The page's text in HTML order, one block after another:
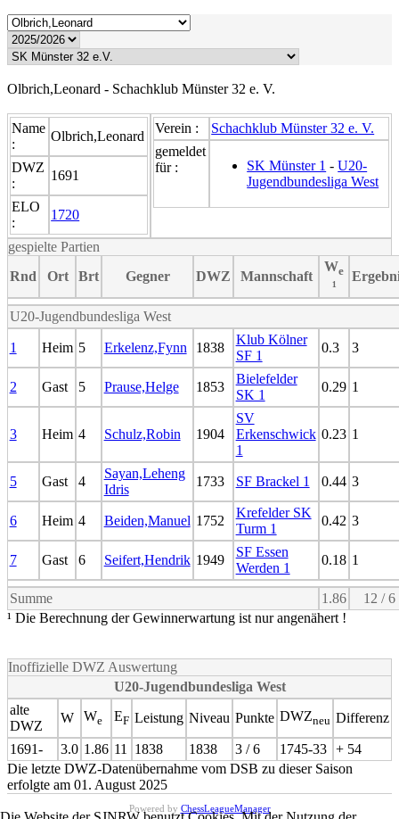
Olbrich,Leonard - Schachklub Münster 32 e. V.
Name
:
Olbrich,Leonard
DWZ
:
1691
ELO
:
1720
Verein :
Schachklub Münster 32 e. V.
gemeldet
für :
SK Münster 1 -U20-
Jugendbundesliga West
gespielte Partien
Rnd
Ort Brt Gegner DWZ Mannschaft
We
¹
U20-Jugendbundesliga West
1 Heim 5 Erkelenz,Fynn 1838
Klub Kölner
SF 1
0.3 3
2 Gast 5 Prause,Helge 1853
Bielefelder
SK 1
0.29 1
3 Heim 4 Schulz,Robin 1904
SV
Erkenschwick
1
0.23 1
5 Gast 4
Sayan,Leheng
Idris
1733 SF Brackel 1 0.44 3
6 Heim 4 Beiden,Manuel 1752
Krefelder SK
Turm 1
0.42 3
7 Gast 6 Seifert,Hendrik 1949
SF Essen
Werden 1
0.18 1
Summe 1.86
12 / 6
¹ Die Berechnung der Gewinnerwartung ist nur angenähert !
Inoffizielle DWZ Auswertung
U20-Jugendbundesliga West
alte
DWZ
W We EF Leistung Niveau Punkte DWZneu Differenz
1691- 3.0 1.86 11 1838 1838 3 / 6 1745-33
+ 54
Die letzte DWZ-Datenübernahme vom DSB zu dieser Saison
erfolgte am 01. August 2025
Powered by ChessLeagueManager